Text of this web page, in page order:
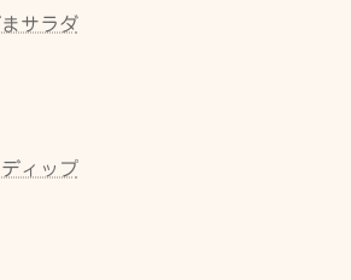
サラダ
ィップ